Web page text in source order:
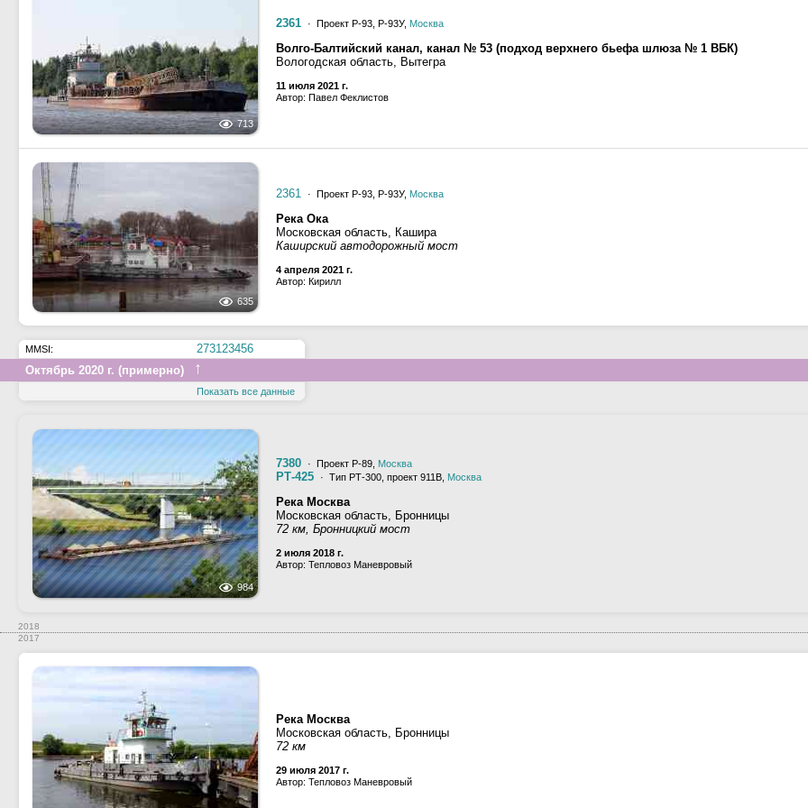
713
2361 · Проект Р-93, Р-93У, Москва
Волго-Балтийский канал, канал № 53 (подход верхнего бьефа шлюза № 1 ВБК)
Вологодская область, Вытегра
11 июля 2021 г.
Автор: Павел Феклистов
635
2361 · Проект Р-93, Р-93У, Москва
Река Ока
Московская область, Кашира
Каширский автодорожный мост
4 апреля 2021 г.
Автор: Кирилл
MMSI:
273123456
Октябрь 2020 г. (примерно) ↑
Показать все данные
984
7380 · Проект Р-89, Москва
РТ-425 · Тип РТ-300, проект 911В, Москва
Река Москва
Московская область, Бронницы
72 км, Бронницкий мост
2 июля 2018 г.
Автор: Тепловоз Маневровый
2018
2017
Река Москва
Московская область, Бронницы
72 км
29 июля 2017 г.
Автор: Тепловоз Маневровый